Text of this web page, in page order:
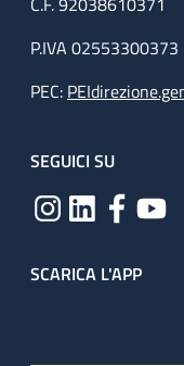
P.IVA 02553300373
PEC:
SEGUICI SU
SCARICA L'APP